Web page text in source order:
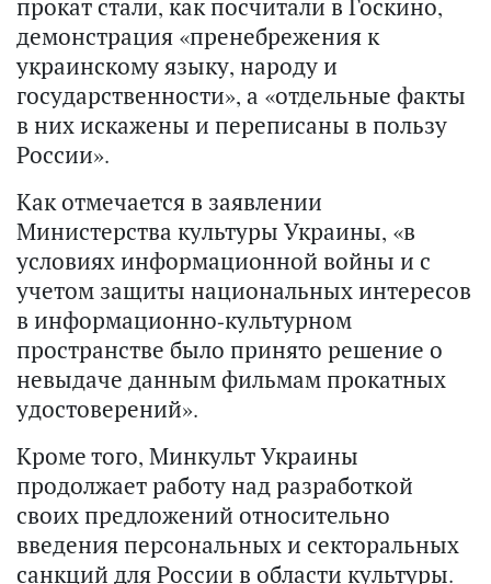
прокат стали, как посчитали в Госкино,
демонстрация «пренебрежения к
украинскому языку, народу и
государственности», а «отдельные факты
в них искажены и переписаны в пользу
России».
Как отмечается в заявлении
Министерства культуры Украины, «в
условиях информационной войны и с
учетом защиты национальных интересов
в информационно-культурном
пространстве было принято решение о
невыдаче данным фильмам прокатных
удостоверений».
Кроме того, Минкульт Украины
продолжает работу над разработкой
своих предложений относительно
введения персональных и секторальных
санкций для России в области культуры.